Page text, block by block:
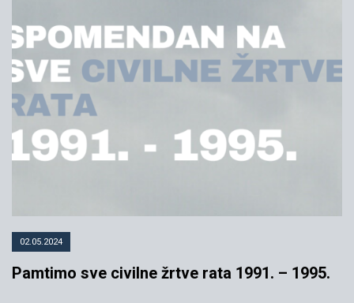
02.05.2024
Pamtimo sve civilne žrtve rata 1991. – 1995.